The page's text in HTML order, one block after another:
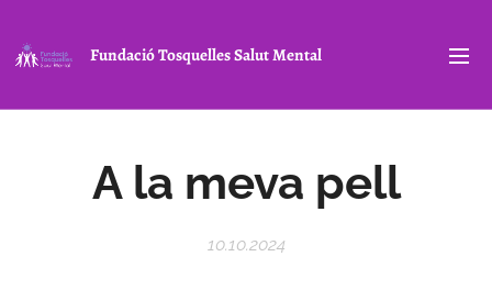
Fundació Tosquelles Salut Mental
A la meva pell
10.10.2024